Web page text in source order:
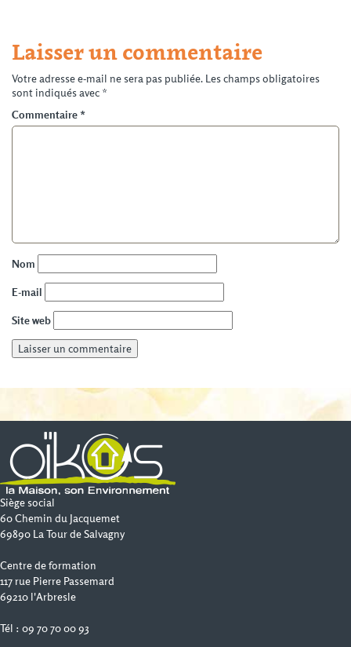
Laisser un commentaire
Votre adresse e-mail ne sera pas publiée. Les champs obligatoires
sont indiqués avec *
Commentaire *
Nom
E-mail
Site web
Siège social
60 Chemin du Jacquemet
69890 La Tour de Salvagny
Centre de formation
117 rue Pierre Passemard
69210 l'Arbresle
Tél : 09 70 70 00 93